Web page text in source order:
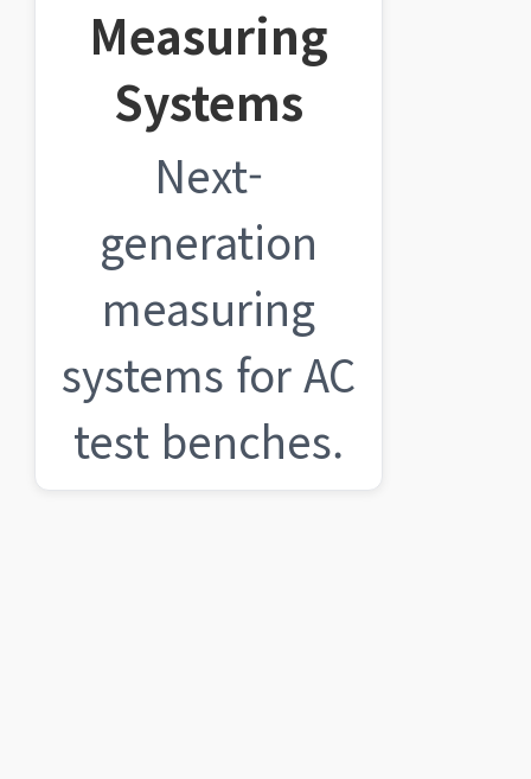
Measuring
Systems
Next-
generation
measuring
systems for AC
test benches.